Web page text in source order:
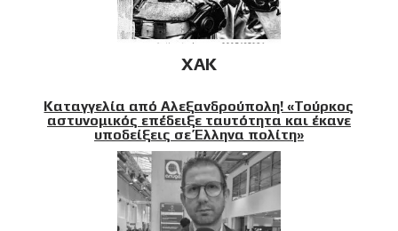
XAK
Καταγγελία από Αλεξανδρούπολη! «Τούρκος
αστυνομικός επέδειξε ταυτότητα και έκανε
υποδείξεις σε Έλληνα πολίτη»